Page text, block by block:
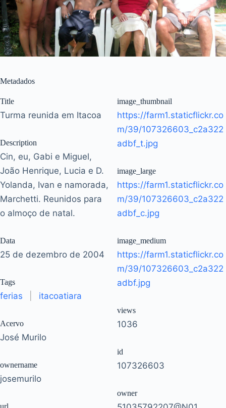
Metadados
Title
Turma reunida em Itacoa
Description
Cin, eu, Gabi e Miguel,
João Henrique, Lucia e D.
Yolanda, Ivan e namorada,
Marchetti. Reunidos para
o almoço de natal.
Data
25 de dezembro de 2004
Tags
ferias itacoatiara
Acervo
José Murilo
ownername
josemurilo
image_thumbnail
https://farm1.staticflickr.co
m/39/107326603_c2a322
adbf_t.jpg
image_large
https://farm1.staticflickr.co
m/39/107326603_c2a322
adbf_c.jpg
image_medium
https://farm1.staticflickr.co
m/39/107326603_c2a322
adbf.jpg
views
1036
id
107326603
owner